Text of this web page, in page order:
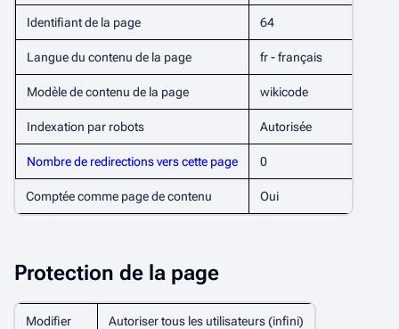
Identifiant de la page 64
Langue du contenu de la page fr - français
Modèle de contenu de la page wikicode
Indexation par robots Autorisée
Nombre de redirections vers cette page 0
Comptée comme page de contenu Oui
Protection de la page
Modifier Autoriser tous les utilisateurs (infini)